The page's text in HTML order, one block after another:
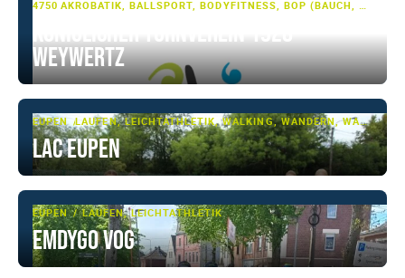
4750 WEYWERTZ
Königlicher Turnverein 1928
Weywertz
EUPEN LAUFEN, LEICHTATHLETIK, WALKING, WANDERN, WANDERSPORT
LAC Eupen
EUPEN LAUFEN, LEICHTATHLETIK
EMDYGO VoG